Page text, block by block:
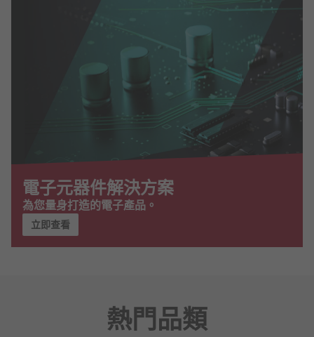
電子元器件解決方案
為您量身打造的電子產品。
立即查看
熱門品類